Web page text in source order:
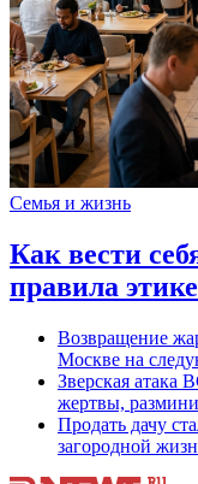
Семья и жизнь
Как вести
правила
Возвращение
Москве на
Зверская атака
жертвы,
Продать дачу
загородной